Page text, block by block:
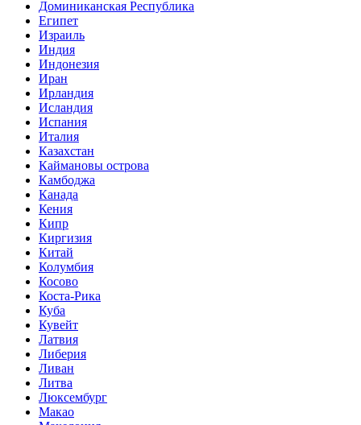
Доминиканская Республика
Египет
Израиль
Индия
Индонезия
Иран
Ирландия
Исландия
Испания
Италия
Казахстан
Каймановы острова
Камбоджа
Канада
Кения
Кипр
Киргизия
Китай
Колумбия
Косово
Коста-Рика
Куба
Кувейт
Латвия
Либерия
Ливан
Литва
Люксембург
Макао